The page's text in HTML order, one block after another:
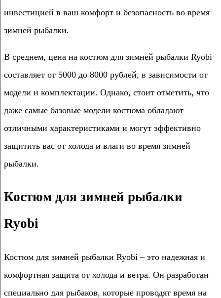
инвестицией в ваш комфорт и безопасность во время
зимней рыбалки.
В среднем, цена на костюм для зимней рыбалки Ryobi
составляет от 5000 до 8000 рублей, в зависимости от
модели и комплектации. Однако, стоит отметить, что
даже самые базовые модели костюма обладают
отличными характеристиками и могут эффективно
защитить вас от холода и влаги во время зимней
рыбалки.
Костюм для зимней рыбалки
Ryobi
Костюм для зимней рыбалки Ryobi – это надежная и
комфортная защита от холода и ветра. Он разработан
специально для рыбаков, которые проводят время на